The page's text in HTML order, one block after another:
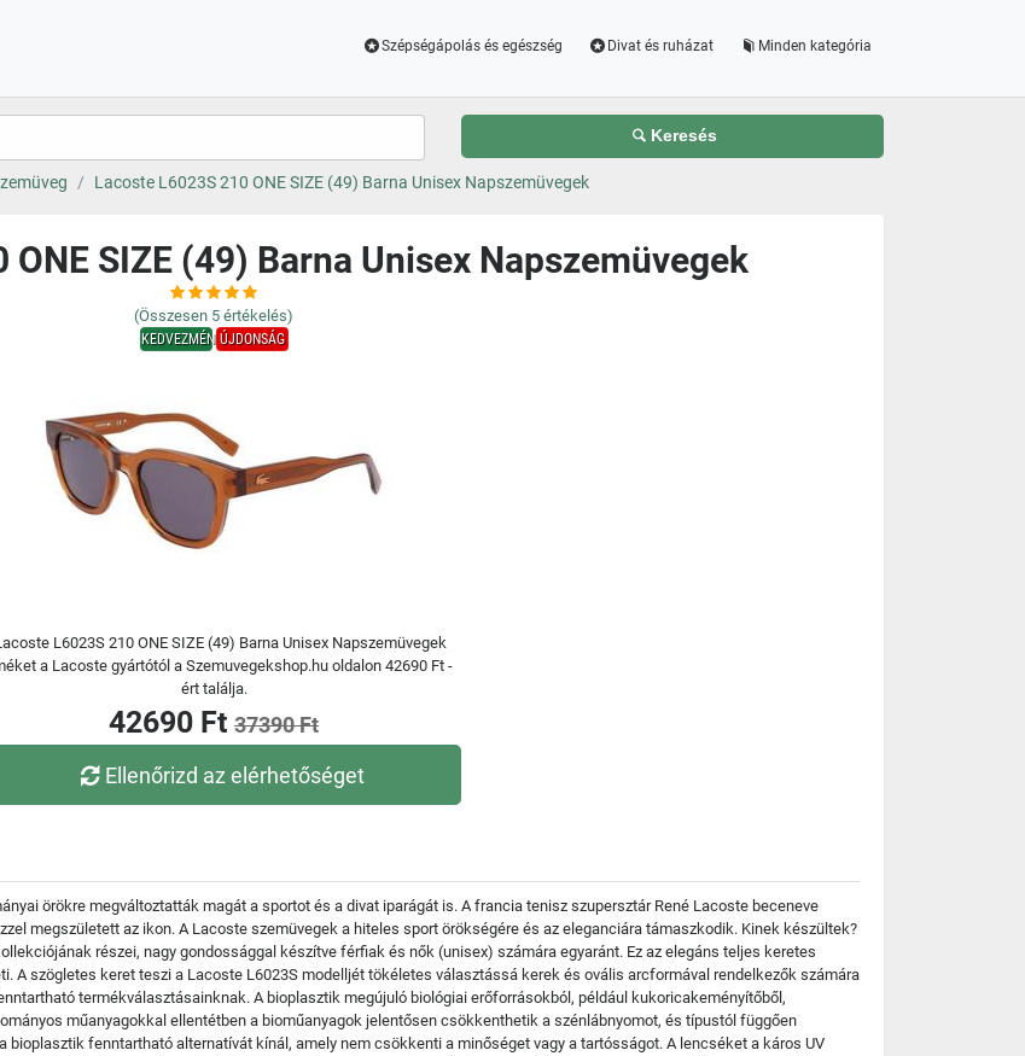
Szépségápolás és egészség Divat és ruházat Minden kategória
Keresés
Lacoste L6023S 210 ONE SIZE (49) Barna Unisex Napszemüvegek
ONE SIZE (49) Barna Unisex Napszemüvegek
(Összesen 5 értékelés)
KEDVEZMÉNYÚJDONSÁG
L6023S 210 ONE SIZE (49) Barna Unisex Napszemüvegek
a Lacoste gyártótól a Szemuvegekshop.hu oldalon 42690 Ft -
ért találja.
42690 Ft 37390 Ft
Ellenőrizd az elérhetőséget
örökre megváltoztatták magát a sportot és a divat iparágát is. A francia tenisz szupersztár René Lacoste beceneve
megszületett az ikon. A Lacoste szemüvegek a hiteles sport örökségére és az eleganciára támaszkodik. Kinek készültek?
részei, nagy gondossággal készítve férfiak és nők (unisex) számára egyaránt. Ez az elegáns teljes keretes
A szögletes keret teszi a Lacoste L6023S modelljét tökéletes választássá kerek és ovális arcformával rendelkezők számára
termékválasztásainknak. A bioplasztik megújuló biológiai erőforrásokból, például kukoricakeményítőből,
műanyagokkal ellentétben a bioműanyagok jelentősen csökkenthetik a szénlábnyomot, és típustól függően
bioplasztik fenntartható alternatívát kínál, amely nem csökkenti a minőséget vagy a tartósságot. A lencséket a káros UV